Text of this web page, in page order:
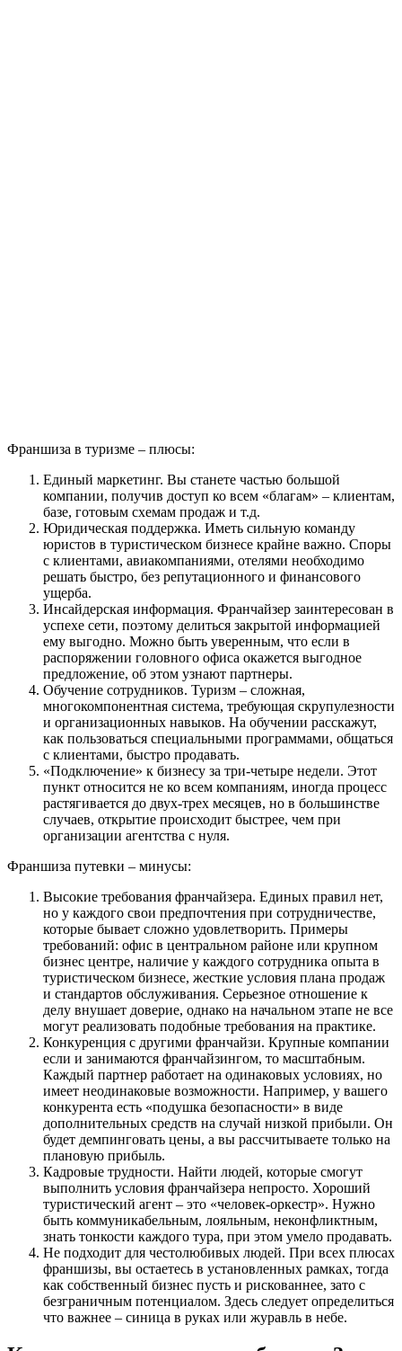
Франшиза в туризме – плюсы:
Единый маркетинг. Вы станете частью большой
компании, получив доступ ко всем «благам» – клиентам,
базе, готовым схемам продаж и т.д.
Юридическая поддержка. Иметь сильную команду
юристов в туристическом бизнесе крайне важно. Споры
с клиентами, авиакомпаниями, отелями необходимо
решать быстро, без репутационного и финансового
ущерба.
Инсайдерская информация. Франчайзер заинтересован в
успехе сети, поэтому делиться закрытой информацией
ему выгодно. Можно быть уверенным, что если в
распоряжении головного офиса окажется выгодное
предложение, об этом узнают партнеры.
Обучение сотрудников. Туризм – сложная,
многокомпонентная система, требующая скрупулезности
и организационных навыков. На обучении расскажут,
как пользоваться специальными программами, общаться
с клиентами, быстро продавать.
«Подключение» к бизнесу за три-четыре недели. Этот
пункт относится не ко всем компаниям, иногда процесс
растягивается до двух-трех месяцев, но в большинстве
случаев, открытие происходит быстрее, чем при
организации агентства с нуля.
Франшиза путевки – минусы:
Высокие требования франчайзера. Единых правил нет,
но у каждого свои предпочтения при сотрудничестве,
которые бывает сложно удовлетворить. Примеры
требований: офис в центральном районе или крупном
бизнес центре, наличие у каждого сотрудника опыта в
туристическом бизнесе, жесткие условия плана продаж
и стандартов обслуживания. Серьезное отношение к
делу внушает доверие, однако на начальном этапе не все
могут реализовать подобные требования на практике.
Конкуренция с другими франчайзи. Крупные компании
если и занимаются франчайзингом, то масштабным.
Каждый партнер работает на одинаковых условиях, но
имеет неодинаковые возможности. Например, у вашего
конкурента есть «подушка безопасности» в виде
дополнительных средств на случай низкой прибыли. Он
будет демпинговать цены, а вы рассчитываете только на
плановую прибыль.
Кадровые трудности. Найти людей, которые смогут
выполнить условия франчайзера непросто. Хороший
туристический агент – это «человек-оркестр». Нужно
быть коммуникабельным, лояльным, неконфликтным,
знать тонкости каждого тура, при этом умело продавать.
Не подходит для честолюбивых людей. При всех плюсах
франшизы, вы остаетесь в установленных рамках, тогда
как собственный бизнес пусть и рискованнее, зато с
безграничным потенциалом. Здесь следует определиться
что важнее – синица в руках или журавль в небе.